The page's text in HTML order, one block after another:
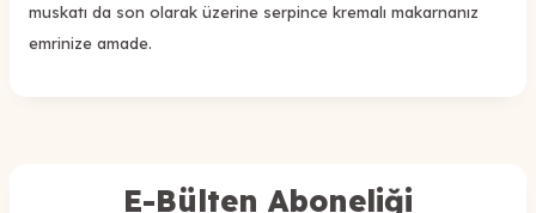
muskatı da son olarak üzerine serpince kremalı makarnanız
emrinize amade.
E-Bülten Aboneliği